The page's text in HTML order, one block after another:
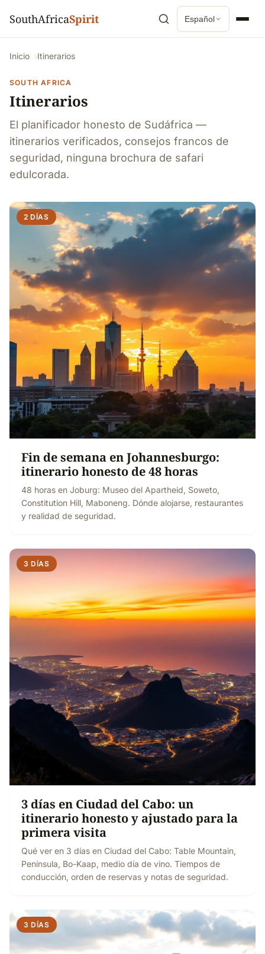
SouthAfricaSpirit Español
Inicio Itinerarios
SOUTH AFRICA
Itinerarios
El planificador honesto de Sudáfrica —
itinerarios verificados, consejos francos de
seguridad, ninguna brochura de safari
edulcorada.
2 DÍAS
Fin de semana en Johannesburgo:
itinerario honesto de 48 horas
48 horas en Joburg: Museo del Apartheid, Soweto,
Constitution Hill, Maboneng. Dónde alojarse, restaurantes
y realidad de seguridad.
3 DÍAS
3 días en Ciudad del Cabo: un
itinerario honesto y ajustado para la
primera visita
Qué ver en 3 días en Ciudad del Cabo: Table Mountain,
Península, Bo-Kaap, medio día de vino. Tiempos de
conducción, orden de reservas y notas de seguridad.
3 DÍAS